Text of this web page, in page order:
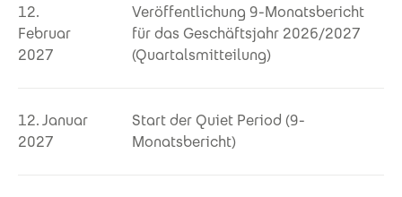
12.
Februar
2027
Veröffentlichung 9-Monatsbericht
für das Geschäftsjahr 2026/2027
(Quartalsmitteilung)
12. Januar
2027
Start der Quiet Period (9-
Monatsbericht)